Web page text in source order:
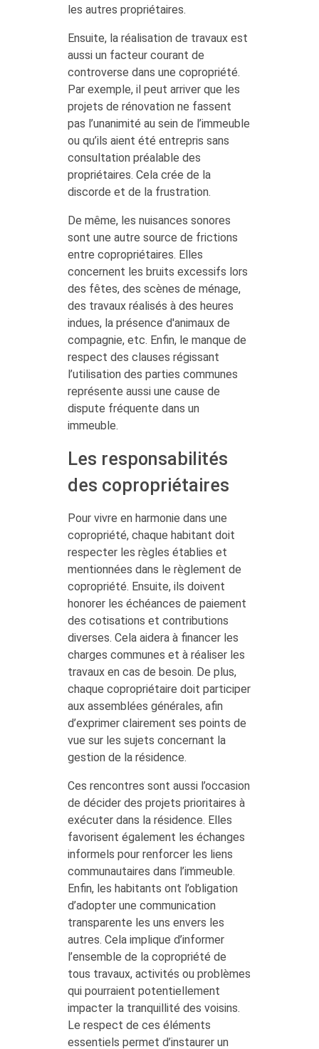
les autres propriétaires.
Ensuite, la réalisation de travaux est
aussi un facteur courant de
controverse dans une copropriété.
Par exemple, il peut arriver que les
projets de rénovation ne fassent
pas l’unanimité au sein de l’immeuble
ou qu’ils aient été entrepris sans
consultation préalable des
propriétaires. Cela crée de la
discorde et de la frustration.
De même, les nuisances sonores
sont une autre source de frictions
entre copropriétaires. Elles
concernent les bruits excessifs lors
des fêtes, des scènes de ménage,
des travaux réalisés à des heures
indues, la présence d'animaux de
compagnie, etc. Enfin, le manque de
respect des clauses régissant
l’utilisation des parties communes
représente aussi une cause de
dispute fréquente dans un
immeuble.
Les responsabilités
des copropriétaires
Pour vivre en harmonie dans une
copropriété, chaque habitant doit
respecter les règles établies et
mentionnées dans le règlement de
copropriété. Ensuite, ils doivent
honorer les échéances de paiement
des cotisations et contributions
diverses. Cela aidera à financer les
charges communes et à réaliser les
travaux en cas de besoin. De plus,
chaque copropriétaire doit participer
aux assemblées générales, afin
d’exprimer clairement ses points de
vue sur les sujets concernant la
gestion de la résidence.
Ces rencontres sont aussi l’occasion
de décider des projets prioritaires à
exécuter dans la résidence. Elles
favorisent également les échanges
informels pour renforcer les liens
communautaires dans l’immeuble.
Enfin, les habitants ont l’obligation
d’adopter une communication
transparente les uns envers les
autres. Cela implique d’informer
l’ensemble de la copropriété de
tous travaux, activités ou problèmes
qui pourraient potentiellement
impacter la tranquillité des voisins.
Le respect de ces éléments
essentiels permet d’instaurer un